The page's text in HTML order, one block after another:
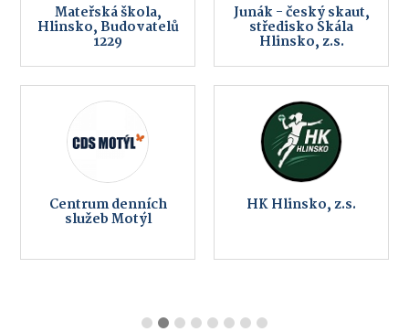
Mateřská škola,
Hlinsko, Budovatelů
1229
Junák - český skaut,
středisko Skála
Hlinsko, z.s.
Centrum denních
služeb Motýl
HK Hlinsko, z.s.